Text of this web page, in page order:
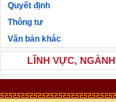
Quyết định
Thông tư
Văn bản khác
LĨNH VỰC, NGÀNH